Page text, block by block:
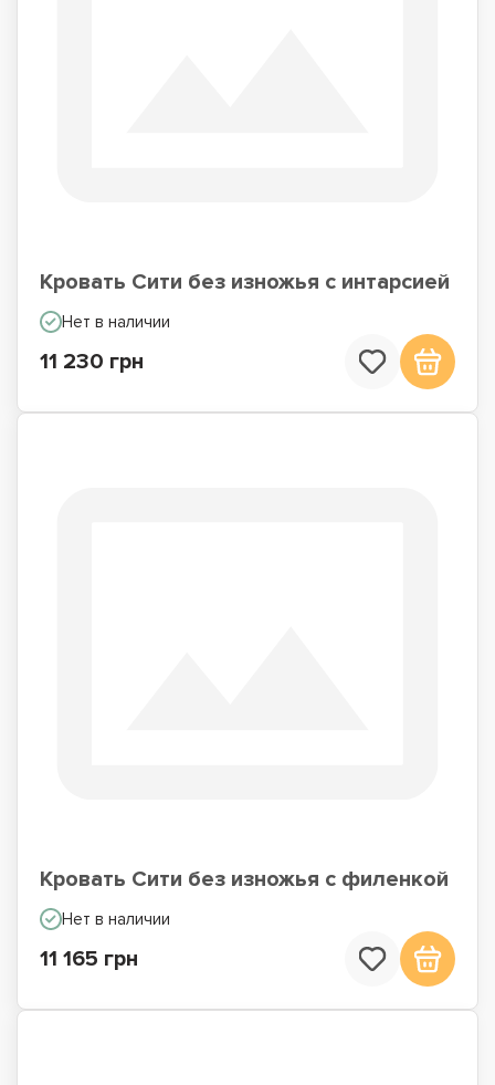
Кровать Сити без изножья с интарсией
Нет в наличии
11 230 грн
Кровать Сити без изножья с филенкой
Нет в наличии
11 165 грн